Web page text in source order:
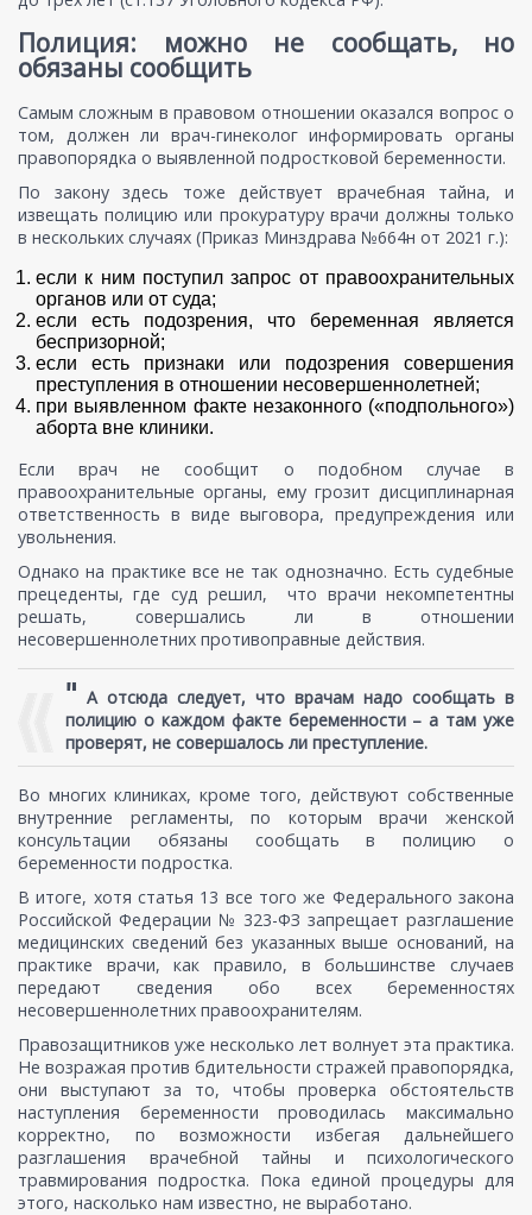
Полиция: можно не сообщать, но
обязаны сообщить
Самым сложным в правовом отношении оказался вопрос о
том, должен ли врач-гинеколог информировать органы
правопорядка о выявленной подростковой беременности.
По закону здесь тоже действует врачебная тайна, и
извещать полицию или прокуратуру врачи должны только
в нескольких случаях (Приказ Минздрава №664н от 2021 г.):
если к ним поступил запрос от правоохранительных
органов или от суда;
если есть подозрения, что беременная является
беспризорной;
если есть признаки или подозрения совершения
преступления в отношении несовершеннолетней;
при выявленном факте незаконного («подпольного»)
аборта вне клиники.
Если врач не сообщит о подобном случае в
правоохранительные органы, ему грозит дисциплинарная
ответственность в виде выговора, предупреждения или
увольнения.
Однако на практике все не так однозначно. Есть судебные
прецеденты, где суд решил, что врачи некомпетентны
решать, совершались ли в отношении
несовершеннолетних противоправные действия.
" А отсюда следует, что врачам надо сообщать в
полицию о каждом факте беременности – а там уже
проверят, не совершалось ли преступление.
Во многих клиниках, кроме того, действуют собственные
внутренние регламенты, по которым врачи женской
консультации обязаны сообщать в полицию о
беременности подростка.
В итоге, хотя статья 13 все того же Федерального закона
Российской Федерации № 323-ФЗ запрещает разглашение
медицинских сведений без указанных выше оснований, на
практике врачи, как правило, в большинстве случаев
передают сведения обо всех беременностях
несовершеннолетних правоохранителям.
Правозащитников уже несколько лет волнует эта практика.
Не возражая против бдительности стражей правопорядка,
они выступают за то, чтобы проверка обстоятельств
наступления беременности проводилась максимально
корректно, по возможности избегая дальнейшего
разглашения врачебной тайны и психологического
травмирования подростка. Пока единой процедуры для
этого, насколько нам известно, не выработано.